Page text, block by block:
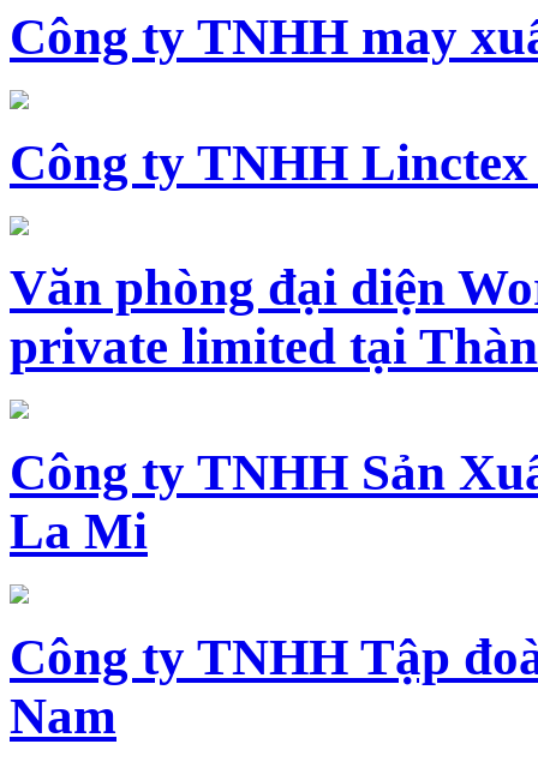
Công ty TNHH may
Công ty TNHH Linctex
Văn phòng đại diện
private limited tại
Công ty TNHH Sản
La Mi
Công ty TNHH Tập
Nam